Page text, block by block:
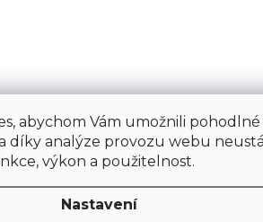
abychom Vám umožnili pohodlné
díky analýze provozu webu
výkon a použitelnost.
Nastavení